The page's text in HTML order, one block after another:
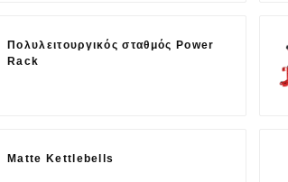
Πολυλειτουργικός σταθμός Power
Rack
Matte Kettlebells